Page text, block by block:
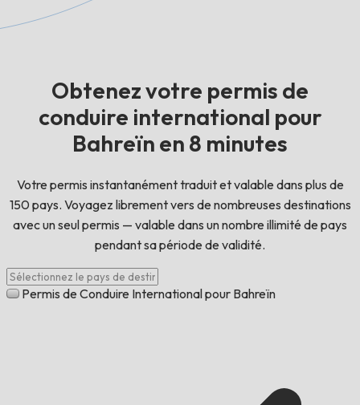
Obtenez votre permis de
conduire international pour
Bahreïn en 8 minutes
Votre permis instantanément traduit et valable dans plus de
150 pays. Voyagez librement vers de nombreuses destinations
avec un seul permis — valable dans un nombre illimité de pays
pendant sa période de validité.
Permis de Conduire International pour Bahreïn